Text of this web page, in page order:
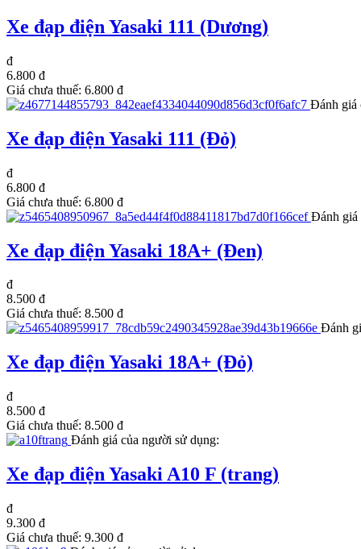
Xe đạp điện Yasaki 111 (Dương)
đ
6.800 đ
Giá chưa thuế: 6.800 đ
Đánh giá
Xe đạp điện Yasaki 111 (Đỏ)
đ
6.800 đ
Giá chưa thuế: 6.800 đ
Đánh giá
Xe đạp điện Yasaki 18A+ (Đen)
đ
8.500 đ
Giá chưa thuế: 8.500 đ
Đánh
Xe đạp điện Yasaki 18A+ (Đỏ)
đ
8.500 đ
Giá chưa thuế: 8.500 đ
Đánh giá của người sử dụng:
Xe đạp điện Yasaki A10 F (trang)
đ
9.300 đ
Giá chưa thuế: 9.300 đ